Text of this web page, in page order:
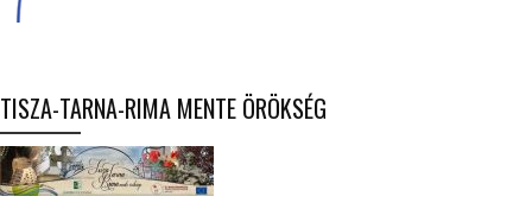
TISZA-TARNA-RIMA MENTE ÖRÖKSÉG